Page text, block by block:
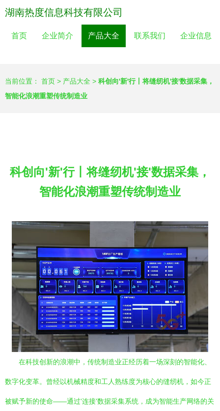
湖南热度信息科技有限公司
首页 企业简介 产品大全 联系我们 企业信息
当前位置： 首页 > 产品大全 > 科创向'新'行丨将缝纫机'接'数据采集，
智能化浪潮重塑传统制造业
科创向'新'行丨将缝纫机'接'数据采集，
智能化浪潮重塑传统制造业
在科技创新的浪潮中，传统制造业正经历着一场深刻的智能化、
数字化变革。曾经以机械精度和工人熟练度为核心的缝纫机，如今正
被赋予新的使命——通过'连接'数据采集系统，成为智能生产网络的关